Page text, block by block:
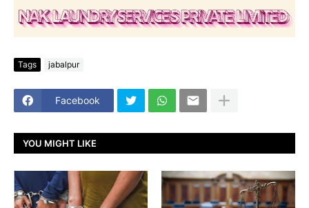
Tags jabalpur
Facebook
YOU MIGHT LIKE